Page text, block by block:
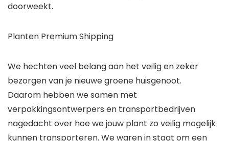
doorweekt.
Planten Premium Shipping
We hechten veel belang aan het veilig en zeker
bezorgen van je nieuwe groene huisgenoot.
Daarom hebben we samen met
verpakkingsontwerpers en transportbedrijven
nagedacht over hoe we jouw plant zo veilig mogelijk
kunnen transporteren. We waren in staat om een